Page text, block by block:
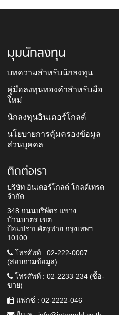
มุมนักลงทุน
บทความสำหรับนักลงทุน
คู่มือลงทุนทองคำสำหรับมือ
ใหม่
นักลงทุนอินเตอร์โกลด์
นโยบายการคุ้มครองข้อมูล
ส่วนบุคคล
ติดต่อเรา
บริษัท อินเตอร์โกลด์ โกลด์เทรด
จำกัด
348 ถนนบริพัตร แขวง
บ้านบาตร เขต
ป้อมปราบศัตรูพ่าย กรุงเทพฯ
10100
โทรศัพท์ : 02-222-0007
(สอบถามข้อมูล)
โทรศัพท์ : 02-2233-234 (ซื้อ-
ขาย)
แฟกซ์ : 02-2222-046